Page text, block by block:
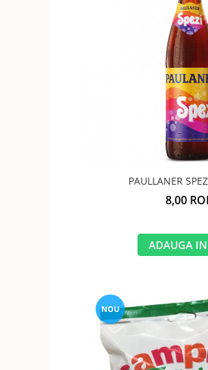
PROSOAPE DE BUCĂTARIE / LAVETE
PAULLANER
8,00
ADAUGA
NOU